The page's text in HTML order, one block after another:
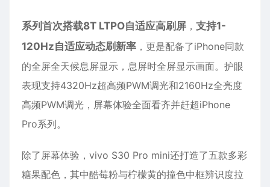
系列首次搭载8T LTPO自适应高刷屏 ， 支持1-
120Hz自适应动态刷新率 ，更是配备了iPhone同款
的全屏全天候息屏显示，息屏时全屏显示画面。护眼
表现支持4320Hz超高频PWM调光和2160Hz全亮度
高频PWM调光，屏幕体验全面看齐并赶超iPhone
Pro系列。
除了屏幕体验，vivo S30 Pro mini还打造了五款多彩
糖果配色，其中酷莓粉与柠檬黄的撞色中框辨识度拉